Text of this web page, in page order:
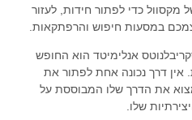
מקסוול כדי לפתור חידות, לעזור
במסעות חיפוש והרפתקאות.
אנלימיטד הוא החופש
אין דרך נכונה אחת לפתור את
את הדרך שלו המבוססת על
שלו.